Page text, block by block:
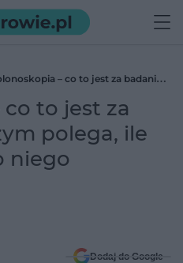
– co to jest za badanie?
niego przygotować?
to jest za
polega, ile
niego
Dodaj do Google